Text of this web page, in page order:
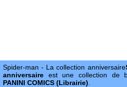
Spider-man - La collection anniversaire
anniversaire est une collection de
PANINI COMICS (Librairie)